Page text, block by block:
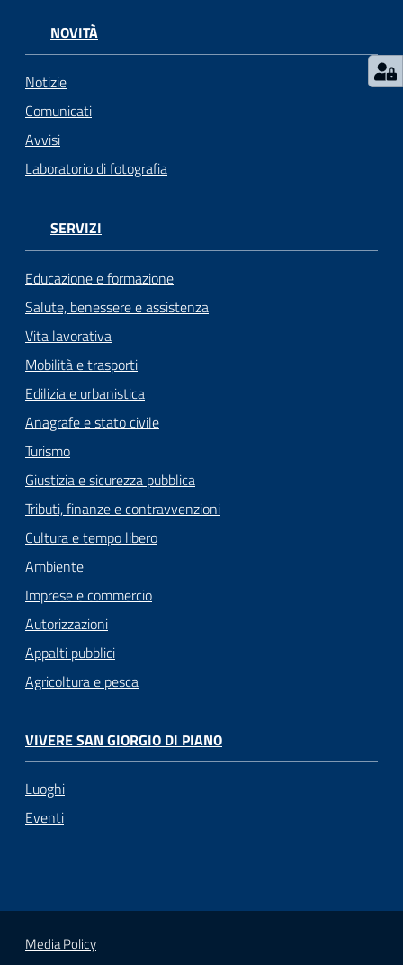
argomenti...
Seguici
su
NOVITÀ
Notizie
Comunicati
Avvisi
Laboratorio di fotografia
SERVIZI
Educazione e formazione
Salute, benessere e assistenza
Vita lavorativa
Mobilità e trasporti
Edilizia e urbanistica
Anagrafe e stato civile
Turismo
Giustizia e sicurezza pubblica
Tributi, finanze e contravvenzioni
Cultura e tempo libero
Ambiente
Imprese e commercio
Autorizzazioni
Appalti pubblici
Agricoltura e pesca
VIVERE SAN GIORGIO DI PIANO
Luoghi
Eventi
Media Policy